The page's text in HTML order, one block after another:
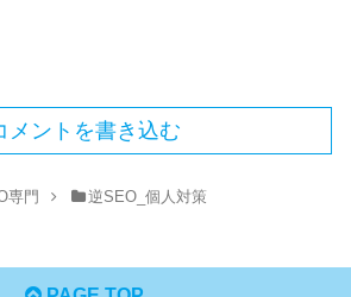
メントを書き込む
専門 逆SEO_個人対策